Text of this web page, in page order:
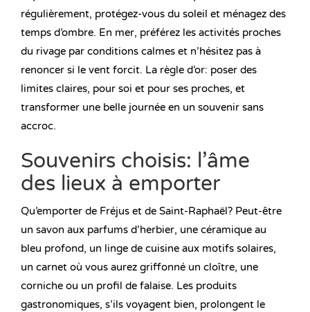
régulièrement, protégez-vous du soleil et ménagez des
temps d’ombre. En mer, préférez les activités proches
du rivage par conditions calmes et n’hésitez pas à
renoncer si le vent forcit. La règle d’or: poser des
limites claires, pour soi et pour ses proches, et
transformer une belle journée en un souvenir sans
accroc.
Souvenirs choisis: l’âme
des lieux à emporter
Qu’emporter de Fréjus et de Saint-Raphaël? Peut-être
un savon aux parfums d’herbier, une céramique au
bleu profond, un linge de cuisine aux motifs solaires,
un carnet où vous aurez griffonné un cloître, une
corniche ou un profil de falaise. Les produits
gastronomiques, s’ils voyagent bien, prolongent le